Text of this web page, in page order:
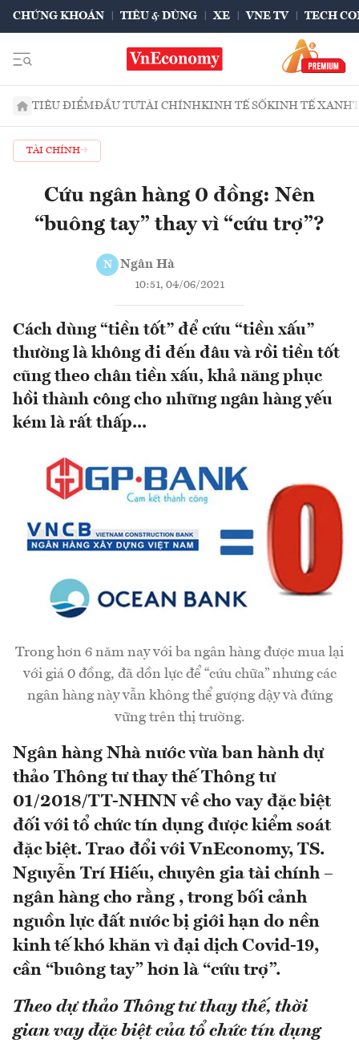
CHỨNG KHOÁN TIÊU & DÙNG XE VNE TV TECH
TIÊU ĐIỂMĐẦU TƯTÀI CHÍNHKINH TẾ SỐKINH TẾ XANH
TÀI CHÍNH
Cứu ngân hàng 0 đồng: Nên
“buông tay” thay vì “cứu trợ”?
N Ngân Hà
10:51, 04/06/2021
Cách dùng “tiền tốt” để cứu “tiền xấu”
thường là không đi đến đâu và rồi tiền tốt
cũng theo chân tiền xấu, khả năng phục
hồi thành công cho những ngân hàng yếu
kém là rất thấp...
Trong hơn 6 năm nay với ba ngân hàng được mua lại
với giá 0 đồng, đã dồn lực để “cứu chữa” nhưng các
ngân hàng này vẫn không thể gượng dậy và đứng
vững trên thị trường.
Ngân hàng Nhà nước vừa ban hành dự
thảo Thông tư thay thế Thông tư
01/2018/TT-NHNN về cho vay đặc biệt
đối với tổ chức tín dụng được kiểm soát
đặc biệt. Trao đổi với VnEconomy, TS.
Nguyễn Trí Hiếu, chuyên gia tài chính –
ngân hàng cho rằng , trong bối cảnh
nguồn lực đất nước bị giới hạn do nền
kinh tế khó khăn vì đại dịch Covid-19,
cần “buông tay” hơn là “cứu trợ”.
Theo dự thảo Thông tư thay thế, thời
gian vay đặc biệt của tổ chức tín dụng